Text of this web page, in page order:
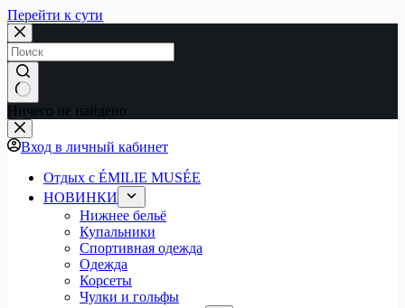
Перейти к сути
Ничего не найдено
Вход в личный кабинет
Отдых с ÉMILIE MUSÉE
НОВИНКИ
Нижнее бельё
Купальники
Спортивная одежда
Одежда
Корсеты
Чулки и гольфы